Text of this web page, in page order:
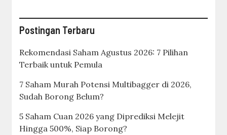
Postingan Terbaru
Rekomendasi Saham Agustus 2026: 7 Pilihan
Terbaik untuk Pemula
7 Saham Murah Potensi Multibagger di 2026,
Sudah Borong Belum?
5 Saham Cuan 2026 yang Diprediksi Melejit
Hingga 500%, Siap Borong?